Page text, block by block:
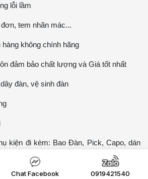
lỗi lầm
tem nhãn mác...
không chính hãng
đảm bảo chất lượng và Giá tốt nhất
đàn, vệ sinh đàn
kiện đi kèm: Bao Đàn, Pick, Capo, dán
Lục chỉnh cần…
Online: Nhận hàng từ bưu điện, được
Chat Facebook 0919421540